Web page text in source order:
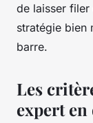
de laisser filer
stratégie bien
barre.
Les
expert